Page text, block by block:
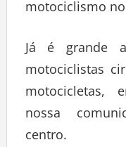
motociclismo
Já é grande
motociclistas
motocicletas,
nossa
centro.